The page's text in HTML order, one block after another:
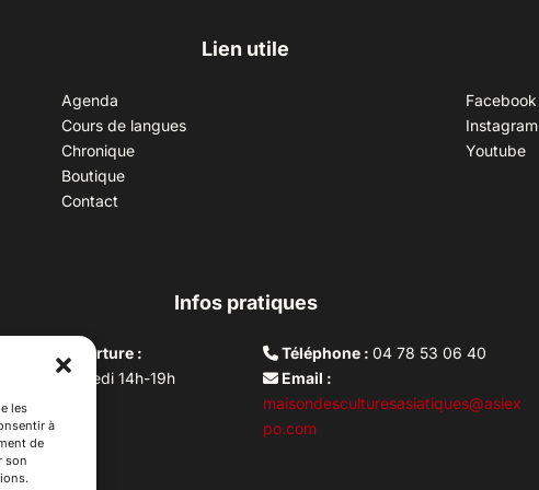
les
à
de
son
Lien utile
Agenda
Cours de langues
Chronique
Boutique
Contact
Facebook
Instagram
Youtube
Infos pratiques
d’ouverture :
au vendredi 14h-19h
10h –17h
lundi
Téléphone :04 78 53 06 40
Email :
maisondesculturesasiatiques@asiex
po.com